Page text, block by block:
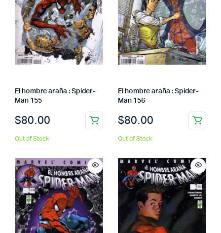
El hombre araña : Spider-
Man 155
$80.00
Out of Stock
El hombre araña : Spider-
Man 156
$80.00
Out of Stock